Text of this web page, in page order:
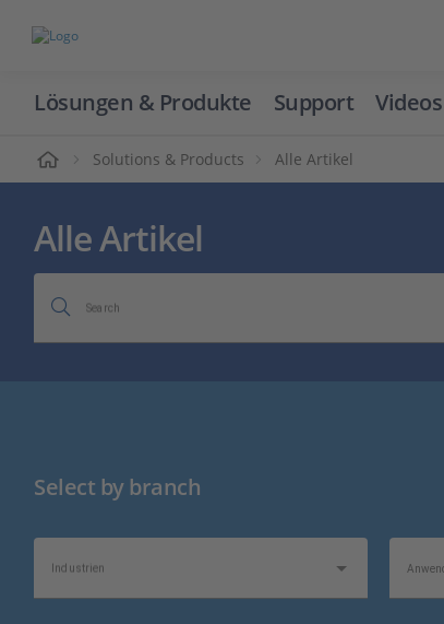
Lösungen & Produkte Support Videos
Solutions & Products Alle Artikel
Alle Artikel
Search
Select by branch
Industrien